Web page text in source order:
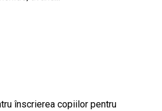
înscrierea copiilor pentru